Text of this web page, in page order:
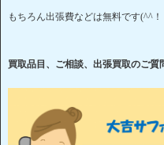
もちろん出張費などは無料です(^^！
買取品目、ご相談、出張買取のご質